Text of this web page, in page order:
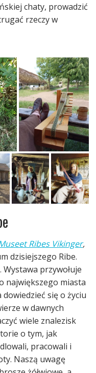
chaty, prowadzić
rzeczy w
Ribes Vikinger,
dzisiejszego Ribe.
przywołuje
największego miasta
się o życiu
w dawnych
wiele znalezisk
o tym, jak
pracowali i
Naszą uwagę